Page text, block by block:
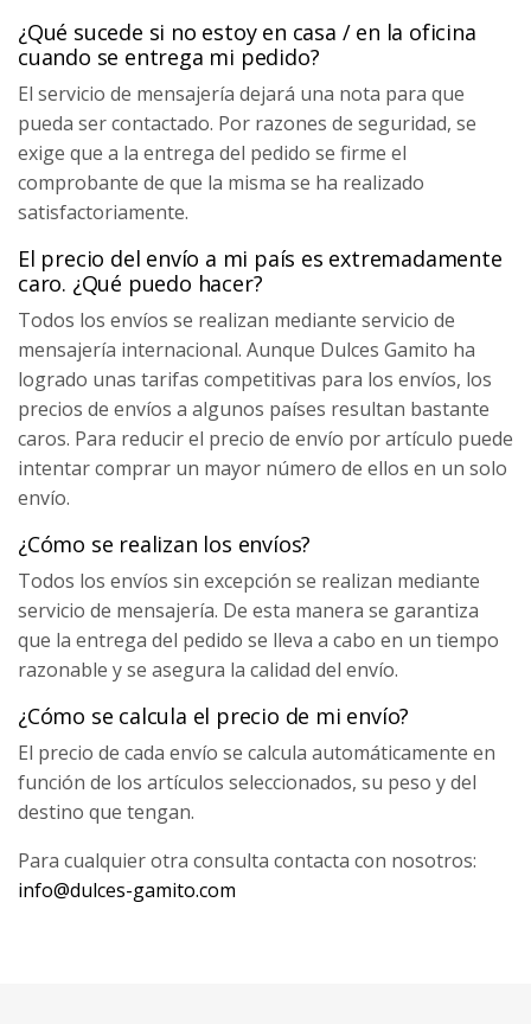
¿Qué sucede si no estoy en casa / en la oficina
cuando se entrega mi pedido?
El servicio de mensajería dejará una nota para que
pueda ser contactado. Por razones de seguridad, se
exige que a la entrega del pedido se firme el
comprobante de que la misma se ha realizado
satisfactoriamente.
El precio del envío a mi país es extremadamente
caro. ¿Qué puedo hacer?
Todos los envíos se realizan mediante servicio de
mensajería internacional. Aunque Dulces Gamito ha
logrado unas tarifas competitivas para los envíos, los
precios de envíos a algunos países resultan bastante
caros. Para reducir el precio de envío por artículo puede
intentar comprar un mayor número de ellos en un solo
envío.
¿Cómo se realizan los envíos?
Todos los envíos sin excepción se realizan mediante
servicio de mensajería. De esta manera se garantiza
que la entrega del pedido se lleva a cabo en un tiempo
razonable y se asegura la calidad del envío.
¿Cómo se calcula el precio de mi envío?
El precio de cada envío se calcula automáticamente en
función de los artículos seleccionados, su peso y del
destino que tengan.
Para cualquier otra consulta contacta con nosotros:
info@dulces-gamito.com